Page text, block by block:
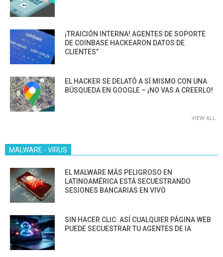
¡TRAICIÓN INTERNA! AGENTES DE SOPORTE
DE COINBASE HACKEARON DATOS DE
CLIENTES”
EL HACKER SE DELATÓ A SÍ MISMO CON UNA
BÚSQUEDA EN GOOGLE – ¡NO VAS A CREERLO!
VIEW ALL
MALWARE - VIRUS
EL MALWARE MÁS PELIGROSO EN
LATINOAMÉRICA ESTÁ SECUESTRANDO
SESIONES BANCARIAS EN VIVO
SIN HACER CLIC: ASÍ CUALQUIER PÁGINA WEB
PUEDE SECUESTRAR TU AGENTES DE IA